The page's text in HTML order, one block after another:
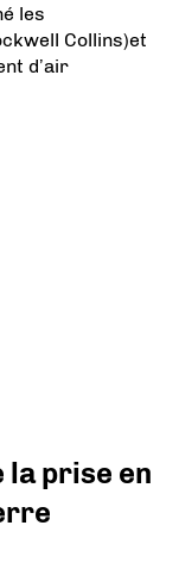
les
Collins)et
d’air
la prise en